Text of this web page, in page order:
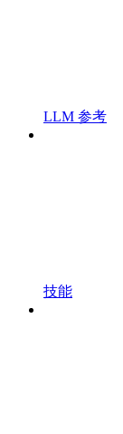
LLM 参考
技能